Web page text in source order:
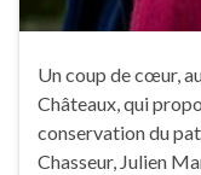
Un coup de cœur,
Châteaux, qui
conservation du
Chasseur, Julien